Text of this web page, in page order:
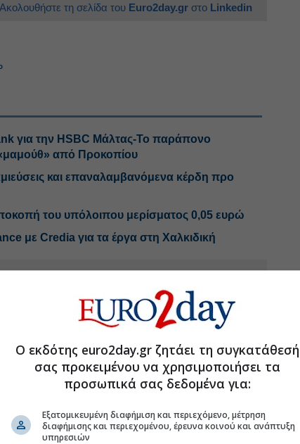
Ακολουθήστε τη σελίδα του Euro2day.gr στο Linkedin
για την HSBC Μάλτας-Το παράπονο
από Προκοπίου
και επαναλαμβανόμενα κέρδη προ
του υπόλοιπου μερίσματος 0,05 ευρώ
με Credia για τα έργα στη Χαλκιδική
στο Discover
Ο εκδότης euro2day.gr ζητάει τη συγκατάθεσή
σας προκειμένου να χρησιμοποιήσει τα
προσωπικά σας δεδομένα για:
Εξατομικευμένη διαφήμιση και περιεχόμενο, μέτρηση
διαφήμισης και περιεχομένου, έρευνα κοινού και ανάπτυξη
υπηρεσιών